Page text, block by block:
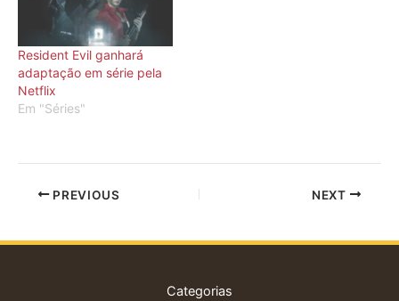
Resident Evil ganhará
adaptação em série pela
Netflix
Em "Séries"
PREVIOUS NEXT
Categorias